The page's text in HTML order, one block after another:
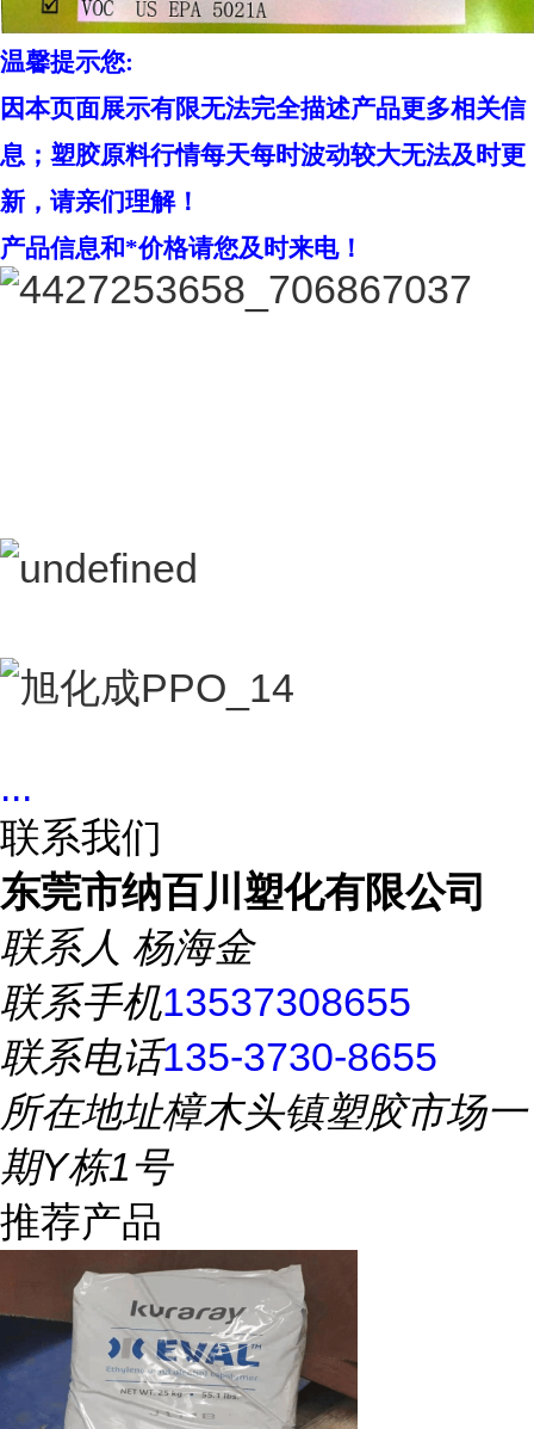
温馨提示您:
因本页面展示有限无法完全描述产品更多相关信
息；塑胶原料行情每天每时波动较大无法及时更
新 ， 请亲们理解！
产品信息和*价格请您及时来电！
...
联系我们
东莞市纳百川塑化有限公司
联系人 杨海金
联系手机13537308655
联系电话135-3730-8655
所在地址樟木头镇塑胶市场一
期Y栋1号
推荐产品